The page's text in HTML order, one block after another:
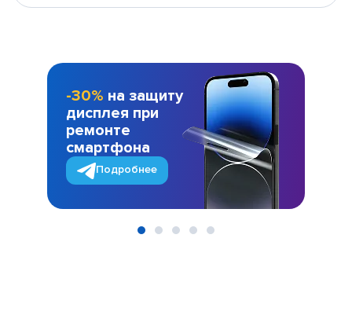
-30% на защиту
дисплея при
ремонте
смартфона
Подробнее